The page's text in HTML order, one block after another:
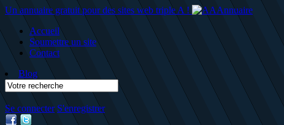
Un annuaire gratuit pour des sites web triple A !
Accueil
Soumettre un site
Contact
Blog
Se connecter S'enregistrer